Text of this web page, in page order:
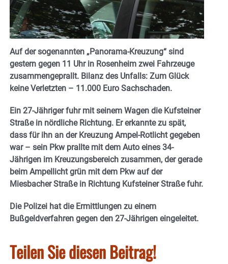
Auf der sogenannten „Panorama-Kreuzung“ sind
gestern gegen 11 Uhr in Rosenheim zwei Fahrzeuge
zusammengeprallt. Bilanz des Unfalls: Zum Glück
keine Verletzten – 11.000 Euro Sachschaden.
Ein 27-Jähriger fuhr mit seinem Wagen die Kufsteiner
Straße in nördliche Richtung. Er erkannte zu spät,
dass für ihn an der Kreuzung Ampel-Rotlicht gegeben
war – sein Pkw prallte mit dem Auto eines 34-
Jährigen im Kreuzungsbereich zusammen, der gerade
beim Ampellicht grün mit dem Pkw auf der
Miesbacher Straße in Richtung Kufsteiner Straße fuhr.
Die Polizei hat die Ermittlungen zu einem
Bußgeldverfahren gegen den 27-Jährigen eingeleitet.
Teilen Sie diesen Beitrag!